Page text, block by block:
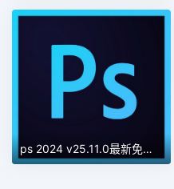
ps 2024 v25.11.0最新免费破解版